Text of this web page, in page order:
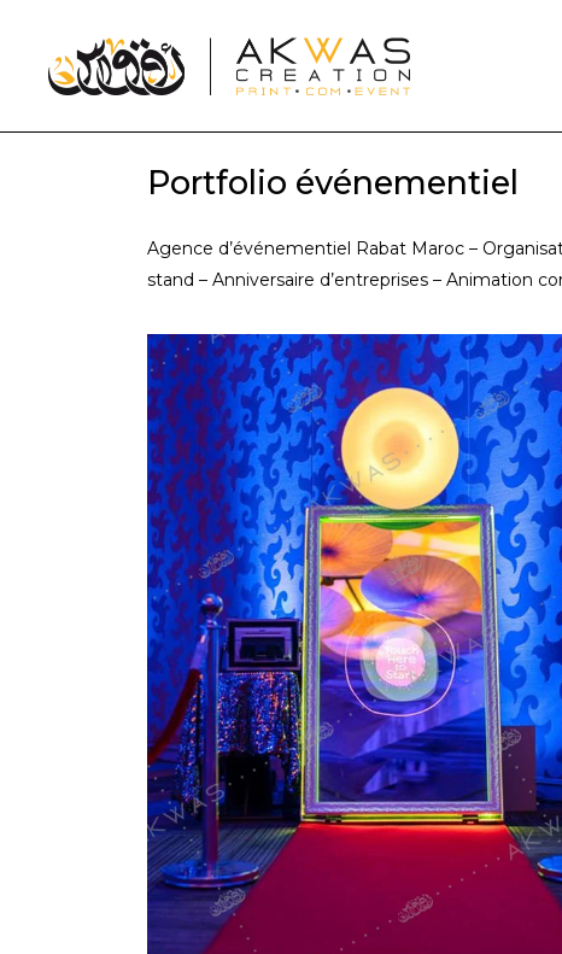
Portfolio événementiel
Agence d’événementiel Rabat Maroc –
stand – Anniversaire d’entreprises – Animation